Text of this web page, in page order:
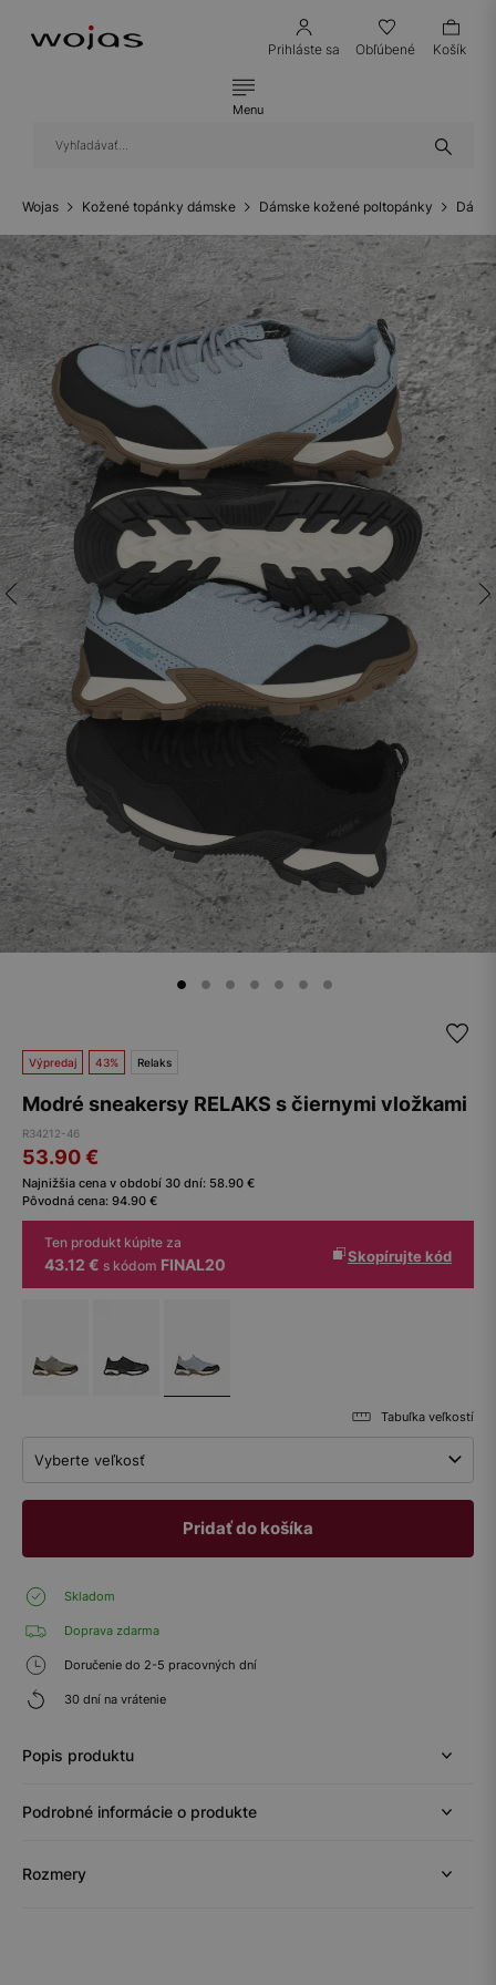
Prihláste sa Obľúbené Košík
Menu
Wojas Kožené topánky dámske Dámske kožené poltopánky
Výpredaj 43% Relaks
Modré sneakersy RELAKS s čiernymi vložkami
R34212-46
53.90€
Najnižšia cena v období 30 dní: 58.90 €
Pôvodná cena: 94.90 €
Ten produkt kúpite za
43.12 € s kódom FINAL20 Skopírujte kód
Tabuľka veľkostí
Vyberte veľkosť
Pridať do košíka
Skladom
Doprava zdarma
Doručenie do 2-5 pracovných dní
30 dní na vrátenie
Popis produktu
Podrobné informácie o produkte
Rozmery